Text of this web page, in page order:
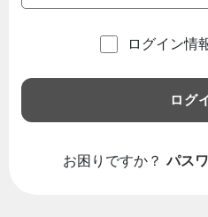
ログイン情
ログ
お困りですか？ パス